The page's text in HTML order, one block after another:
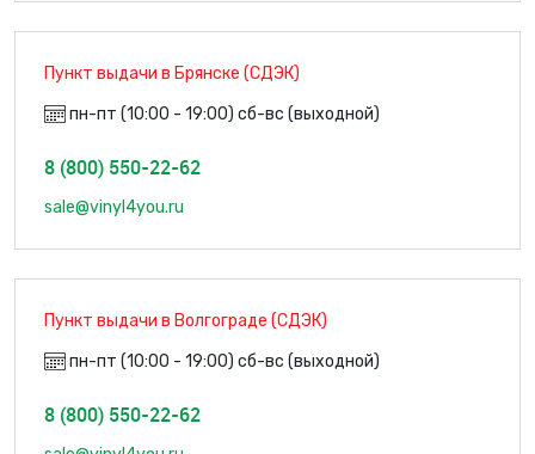
Пункт выдачи в Брянске (СДЭК)
пн-пт (10:00 - 19:00) сб-вс (выходной)
8 (800) 550-22-62
sale@vinyl4you.ru
Пункт выдачи в Волгограде (СДЭК)
пн-пт (10:00 - 19:00) сб-вс (выходной)
8 (800) 550-22-62